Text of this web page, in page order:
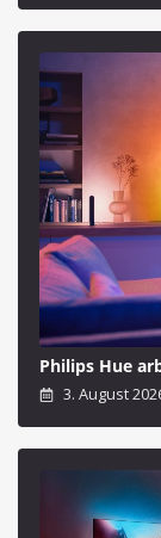
Philips Hue
3. August